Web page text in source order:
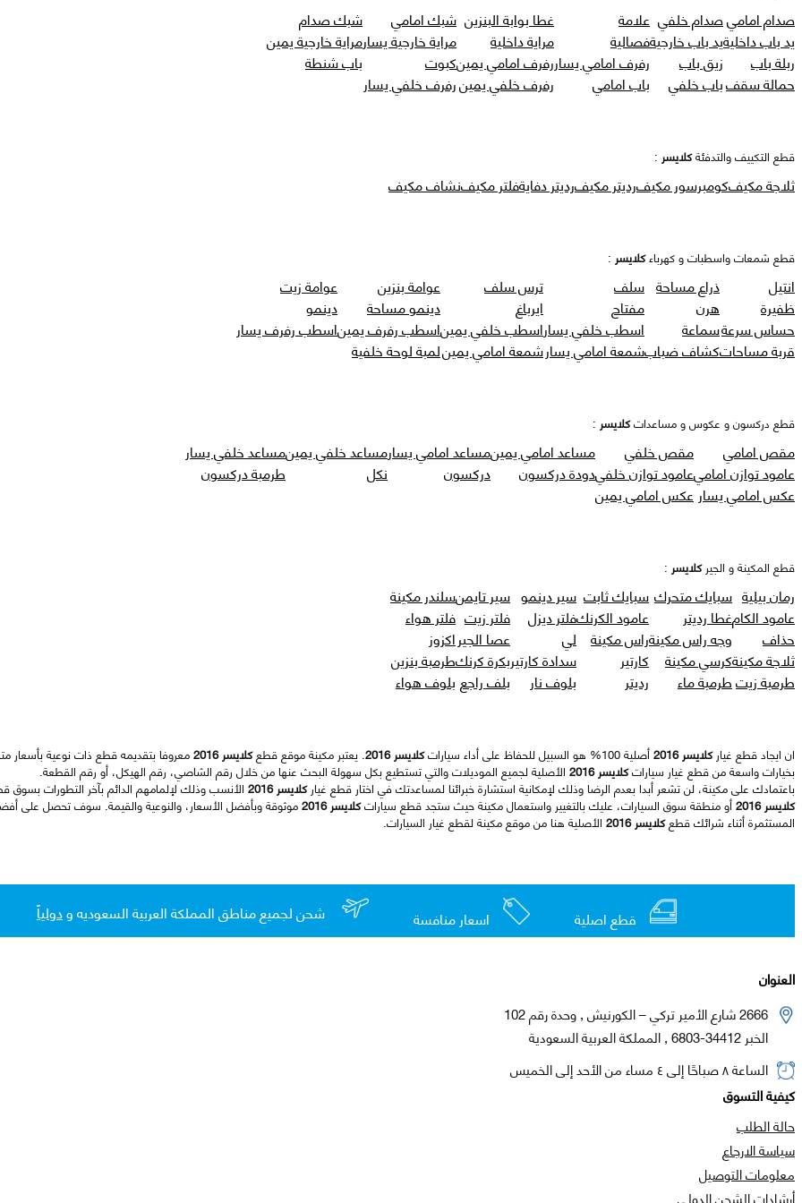
صدام اماميصدام خلفي علامة غطا بوابة البنزين شبك امامي
شبك صدام
يد باب داخليةيد باب خارجيةفصالية مراية داخلية مراية خارجية يسارمراية خارجية يمين
ربلة باب
زيق باب رفرف امامي يساررفرف امامي يمينكبوت
باب شنطة
حمالة سقفباب خلفي باب امامي رفرف خلفي يمينرفرف خلفي يسار
قطع التكييف والتدفئةكلايسر :
ثلاجة مكيفكومبرسور مكيفرديتر مكيفرديتر دفايةفلتر مكيفنشاف مكيف
قطع شمعات واسطبات و كهرباءكلايسر :
انتيل ذراع مساحة سلف ترس سلف عوامة بنزين
عوامة زيت
ظفيرة
هرن مفتاح ايرباغ دينمو مساحة
دينمو
حساس سرعةسماعة اسطب خلفي يساراسطب خلفي يميناسطب رفرف يميناسطب رفرف يسار
قربة مساحاتكشاف ضبابشمعة امامي يسارشمعة امامي يمينلمبة لوحة خلفية
قطع دركسون و عكوس و مساعداتكلايسر :
مقص امامي مقص خلفي مساعد امامي يمينمساعد امامي يسارمساعد خلفي يمينمساعد خلفي يسار
عامود توازن اماميعامود توازن خلفيدودة دركسون دركسون نكل
طرمبة دركسون
عكس امامي يسار عكس امامي يمين
قطع المكينة و الجيركلايسر :
رمان بيلية سبايك متحرك سبايك ثابت سير دينمو سير تايمنسلندر مكينة
عامود الكامغطا رديتر عامود الكرنكفلتر ديزل فلتر زيت فلتر هواء
حذاف
وجه راس مكينةراس مكينة لي عصا الجيراكزوز
ثلاجة مكينةكرسي مكينة كارتير سدادة كارتيربكرة كرنكطرمبة بنزين
طرمبة زيتطرمبة ماء رديتر بلوف نار بلف راجع بلوف هواء
ان ايجاد قطع غياركلايسر 2016 أصلية 100% هو السبيل للحفاظ على أداء سيارات كلايسر 2016 . يعتبر مكينة موقع قطعكلايسر 2016 معروفا بتقديمه قطع ذات نوعية بأسعار
بخيارات واسعة من قطع غيار سياراتكلايسر 2016 الأصلية لجميع الموديلات والتي تستطيع بكل سهولة البحث عنها من خلال رقم الشاصي، رقم الهيكل، أو رقم القطعة.
باعتمادك على مكينة، لن تشعر أبدا بعدم الرضا وذلك لإمكانية استشارة خبرائنا لمساعدتك في اختار قطع غياركلايسر 2016 الأنسب وذلك لإلمامهم الدائم بآخر التطورات بسوق
كلايسر 2016 أو منطقة سوق السيارات، عليك بالتغيير واستعمال مكينة حيث ستجد قطع سياراتكلايسر 2016 موثوقة وبأفضل الأسعار، والنوعية والقيمة. سوف تحصل على
المستثمرة أثناء شرائك قطعكلايسر 2016 الأصلية هنا من موقع مكينة لقطع غيار السيارات.
قطع اصلية اسعار منافسة شحن لجميع مناطق المملكة العربية السعوديه ودولياً
العنوان
2666 شارع الأمير تركي – الكورنيش , وحدة رقم 102
الخبر 34412-6803 , المملكة العربية السعودية
الساعة ٨ صباحًا إلى ٤ مساء من الأحد إلى الخميس
كيفية التسوق
حالة الطلب
سياسة الارجاع
معلومات التوصيل
أرشادات الشحن الدولي